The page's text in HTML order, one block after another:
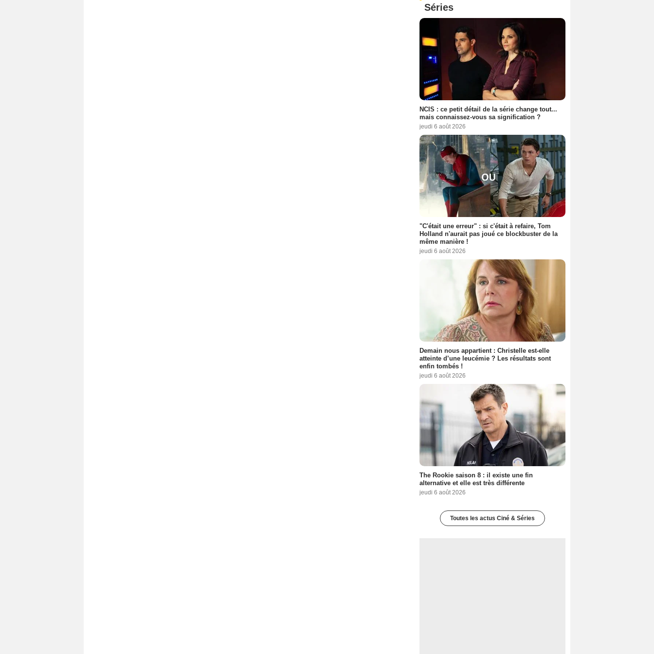
Séries
NCIS : ce petit détail de la série change tout...
mais connaissez-vous sa signification ?
jeudi 6 août 2026
"C'était une erreur" : si c'était à refaire, Tom
Holland n'aurait pas joué ce blockbuster de la
même manière !
jeudi 6 août 2026
Demain nous appartient : Christelle est-elle
atteinte d’une leucémie ? Les résultats sont
enfin tombés !
jeudi 6 août 2026
The Rookie saison 8 : il existe une fin
alternative et elle est très différente
jeudi 6 août 2026
Toutes les actus Ciné & Séries